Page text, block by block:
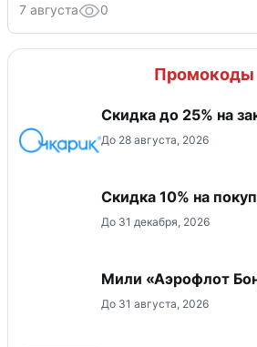
7 августа 0
Промокоды
Скидка до 25% на
До 28 августа, 2026
Скидка 10% на
До 31 декабря, 2026
Мили «Аэрофлот
До 31 августа, 2026